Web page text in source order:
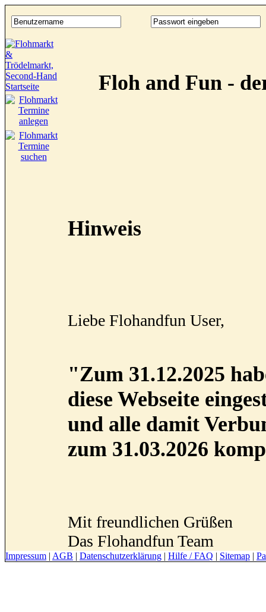
Floh and Fun -
Hinweis
Liebe Flohandfun User,
"Zum 31.12.2025
diese Webseite
und alle damit
zum 31.03.2026
Mit freundlichen Grüßen
Das Flohandfun Team
Impressum | AGB | Datenschutzerklärung | Hilfe / FAQ | Sitemap |